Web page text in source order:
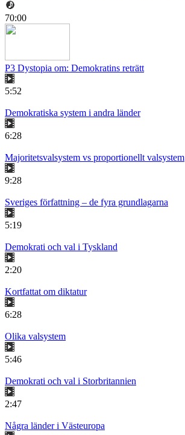
70:00
P3 Dystopia om: Demokratins reträtt
5:52
Demokratiska system i andra länder
6:28
Majoritetsvalsystem vs proportionellt valsystem
9:28
Sveriges författning – de fyra grundlagarna
5:19
Demokrati och val i Tyskland
2:20
Kortfattat om diktatur
6:28
Olika valsystem
5:46
Demokrati och val i Storbritannien
2:47
Några länder i Västeuropa